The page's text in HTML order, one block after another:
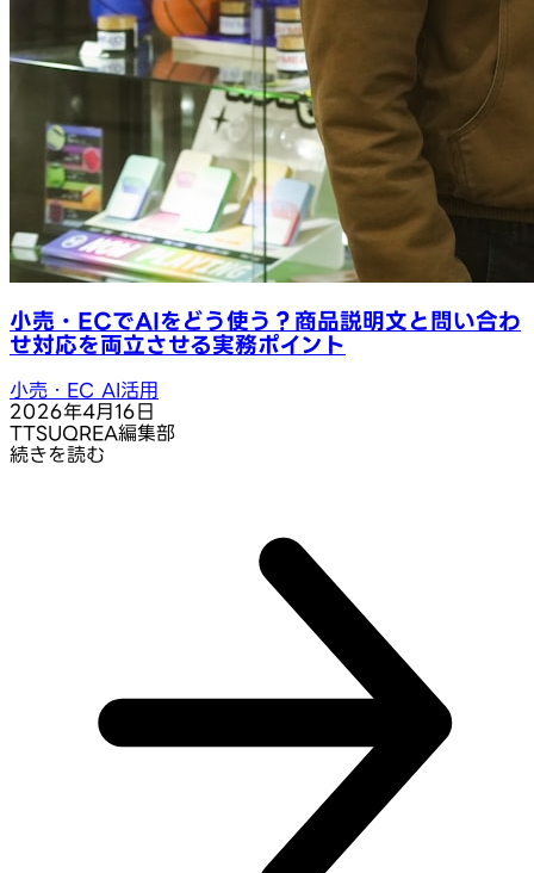
小売・ECでAIをどう使う？商品説明文と問い合わ
せ対応を両立させる実務ポイント
小売・EC AI活用
2026年4月16日
TTSUQREA編集部
続きを読む